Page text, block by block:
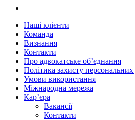
Наші клієнти
Команда
Визнання
Контакти
Про адвокатське об’єднання
Політика захисту
Умови використання
Міжнародна мережа
Кар’єра
Вакансії
Контакти